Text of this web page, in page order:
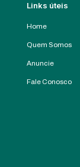
Links úteis
Home
Quem Somos
Anuncie
Fale Conosco